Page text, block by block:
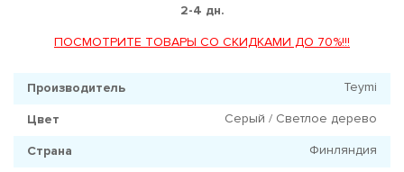
2-4 дн.
ПОСМОТРИТЕ ТОВАРЫ СО СКИДКАМИ ДО 70%!!!
Производитель Teymi
Цвет Серый / Светлое дерево
Страна Финляндия